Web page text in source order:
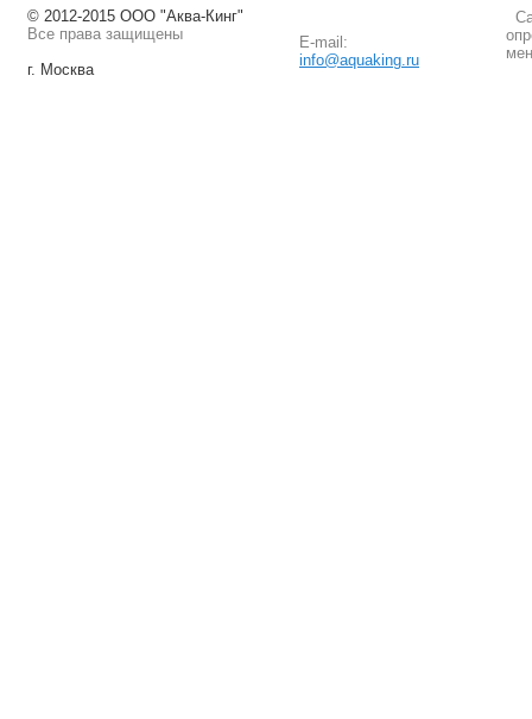
© 2012-2015 ООО "Аква-Кинг"
Все права защищены
г. Москва
E-mail:
info@aquaking.ru